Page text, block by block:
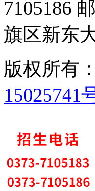
7105186
旗区新东
版权所有
15025741